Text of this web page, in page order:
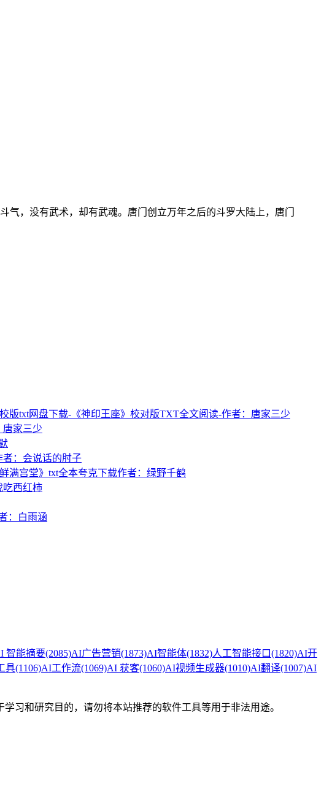
，没有武术，却有武魂。唐门创立万年之后的斗罗大陆上，唐门
版txt网盘下载-《神印王座》校对版TXT全文阅读-作者：唐家三少
唐家三少
者：会说话的肘子
满宫堂》txt全本夸克下载作者：绿野千鹤
吃西红柿
：白雨涵
智能摘要(2085)AI广告营销(1873)AI智能体(1832)人工智能接口(1820)AI开
具(1106)AI工作流(1069)AI 获客(1060)AI视频生成器(1010)AI翻译(1007)AI
习和研究目的，请勿将本站推荐的软件工具等用于非法用途。